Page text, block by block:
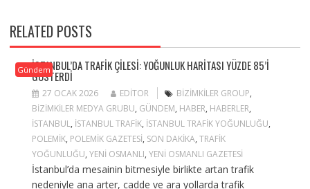
RELATED POSTS
Gündem
İSTANBUL’DA TRAFIK ÇILESI: YOĞUNLUK HARITASI YÜZDE 85’I
GÖSTERDI
27 OCAK 2026 EDITOR BIZIMKILER GROUP,
BIZIMKILER MEDYA GRUBU, GÜNDEM, HABER, HABERLER,
ISTANBUL, ISTANBUL TRAFIK, ISTANBUL TRAFIK YOĞUNLUĞU,
POLEMIK, POLEMIK GAZETESI, SON DAKIKA, TRAFIK
YOĞUNLUĞU, YENI OSMANLI, YENI OSMANLI GAZETESI
İstanbul’da mesainin bitmesiyle birlikte artan trafik
nedeniyle ana arter, cadde ve ara yollarda trafik